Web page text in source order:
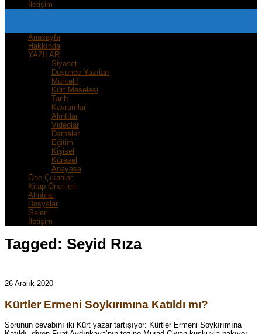
İletişim
Anasayfa
Hakkında
YAZILAR
Siyaset
Düşünce Yazıları
Muhtelif
Kürt Meselesi
Tarih
Kavramlar
Alıntılar
Videolar
Darbeler
Eğitim
Kişisel
Küresel
Anayasa
Öne Çıkanlar
Kitap Önerileri
Alıntılar
Dosyalar
Galeri
İletişim
Tagged: Seyid Rıza
26 Aralık 2020
Kürtler Ermeni Soykırımına Katıldı mı?
Sorunun cevabını iki Kürt yazar tartışıyor: Kürtler Ermeni Soykırımına